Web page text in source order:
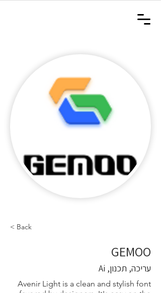
< Back
GEMOO
עריכה, תכנון, Ai
Avenir Light is a clean and stylish font